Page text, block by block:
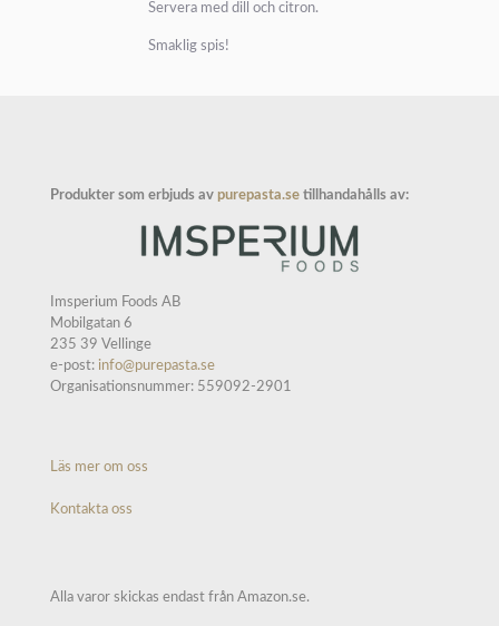
Servera med dill och citron.
Smaklig spis!
Produkter som erbjuds av purepasta.se tillhandahålls av:
Imsperium Foods AB
Mobilgatan 6
235 39 Vellinge
e-post: info@purepasta.se
Organisationsnummer: 559092-2901
Läs mer om oss
Kontakta oss
Alla varor skickas endast från Amazon.se.